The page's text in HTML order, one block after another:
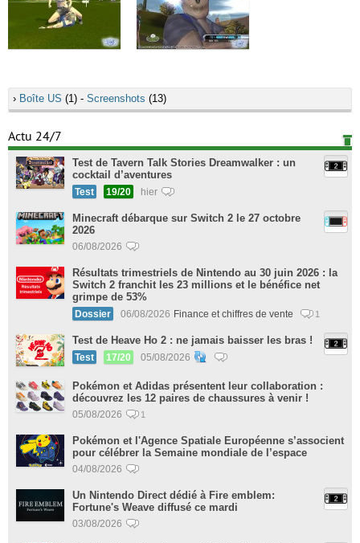
› Boîte US (1) - Screenshots (13)
Actu 24/7
Test de Tavern Talk Stories Dreamwalker : un
cocktail d’aventures
Test 19/20 hier
Minecraft débarque sur Switch 2 le 27 octobre
2026
06/08/2026
Résultats trimestriels de Nintendo au 30 juin 2026 : la
Switch 2 franchit les 23 millions et le bénéfice net
grimpe de 53%
Dossier 06/08/2026 Finance et chiffres de vente 1
Test de Heave Ho 2 : ne jamais baisser les bras !
Test 17/20 05/08/2026
Pokémon et Adidas présentent leur collaboration :
découvrez les 12 paires de chaussures à venir !
05/08/2026 1
Pokémon et l'Agence Spatiale Européenne s’associent
pour célébrer la Semaine mondiale de l’espace
04/08/2026
Un Nintendo Direct dédié à Fire emblem:
Fortune's Weave diffusé ce mardi
03/08/2026